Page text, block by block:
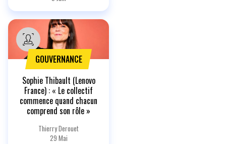
GOUVERNANCE
Sophie Thibault (Lenovo
France) : « Le collectif
commence quand chacun
comprend son rôle »
Thierry Derouet
29 Mai